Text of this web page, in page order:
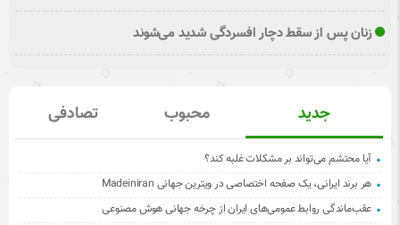
زنان پس از سقط دچار افسردگی شدید می‌شوند
جدید محبوب تصادفی
آیا محتشم می‌تواند بر مشکلات غلبه کند؟
هر برند ایرانی، یک صفحه اختصاصی در ویترین جهانی Madeiniran
عقب‌ماندگی روابط عمومی‌های ایران از چرخه جهانی هوش مصنوعی